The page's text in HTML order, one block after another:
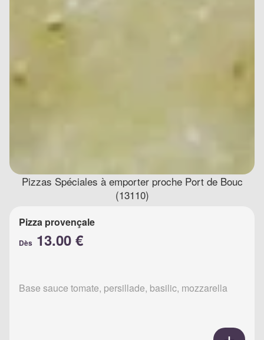
Pizzas Spéciales à emporter proche Port de Bouc
(13110)
Pizza provençale
Dès 13.00 €
Base sauce tomate, persillade, basilic, mozzarella